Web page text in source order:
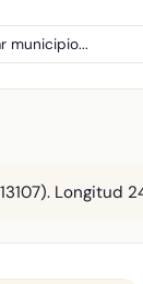
municipio...
Longitud